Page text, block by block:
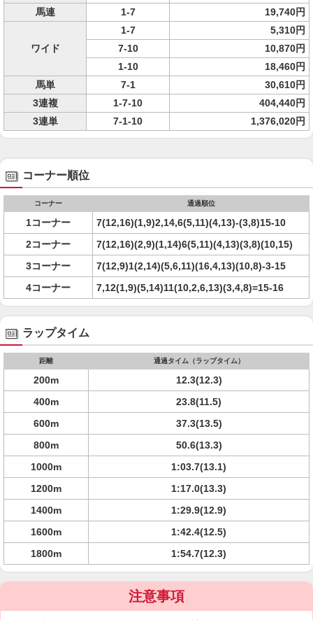
馬連
1-7 19,740円
ワイド
1-7
5,310円
7-10
10,870円
1-10
18,460円
馬単
7-1
30,610円
3連複
1-7-10
404,440円
3連単
7-1-10 1,376,020円
コーナー順位
コーナー 通過順位
1コーナー
7(12,16)(1,9)2,14,6(5,11)(4,13)-(3,8)15-10
2コーナー
7(12,16)(2,9)(1,14)6(5,11)(4,13)(3,8)(10,15)
3コーナー
7(12,9)1(2,14)(5,6,11)(16,4,13)(10,8)-3-15
4コーナー
7,12(1,9)(5,14)11(10,2,6,13)(3,4,8)=15-16
ラップタイム
距離 通過タイム（ラップタイム）
200m
12.3(12.3)
400m
23.8(11.5)
600m
37.3(13.5)
800m
50.6(13.3)
1000m
1:03.7(13.1)
1200m
1:17.0(13.3)
1400m
1:29.9(12.9)
1600m
1:42.4(12.5)
1800m
1:54.7(12.3)
注意事項